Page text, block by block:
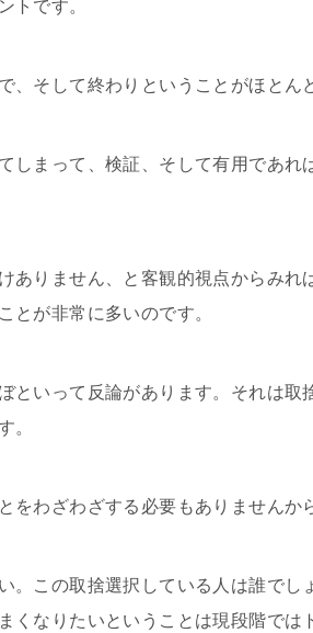
トです。
、そして終わりということがほとん
しまって、検証、そして有用であ
ありません、と客観的視点からみ
とが非常に多いのです。
といって反論があります。それは
。
をわざわざする必要もありませんか
。この取捨選択している人は誰で
くなりたいということは現段階で